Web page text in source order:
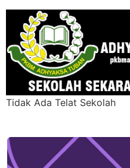
Tidak Ada Telat Sekolah